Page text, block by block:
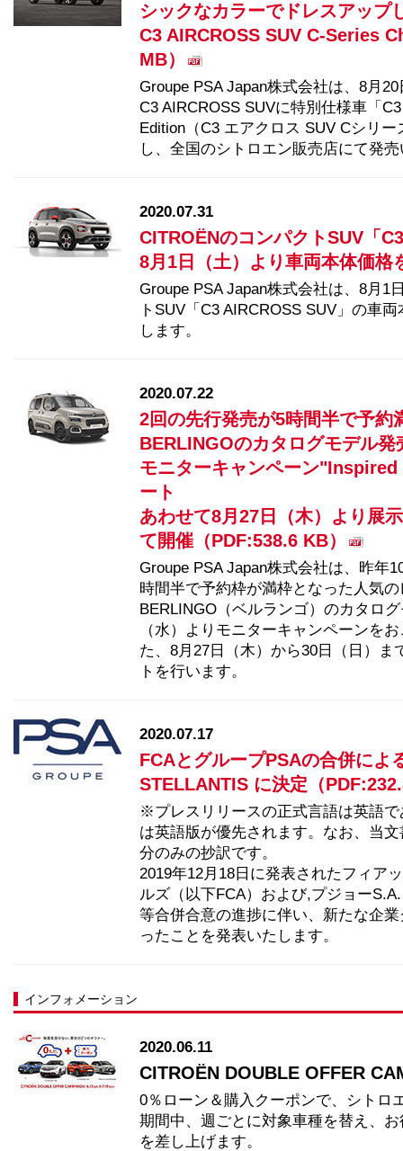
シックなカラーでドレスアップ
C3 AIRCROSS SUV C-Series
MB）
Groupe PSA Japan株式会社は、8月
C3 AIRCROSS SUVに特別仕様車「
Edition（C3 エアクロス SUV Cシリ
し、全国のシトロエン販売店にて発
2020.07.31
CITROËNのコンパクトSUV「
8月1日（土）より車両本体価格
Groupe PSA Japan株式会社は、8月1
トSUV「C3 AIRCROSS SUV」の車
します。
2020.07.22
2回の先行発売が5時間半で予約
BERLINGOのカタログモデル発
モニターキャンペーン
ート
あわせて8月27日（木）より展
て開催（PDF:538.6 KB）
Groupe PSA Japan株式会社は、昨年
時間半で予約枠が満枠となった人気
BERLINGO（ベルランゴ）のカタロ
（水）よりモニターキャンペーンを
た、8月27日（木）から30日（日）
トを行います。
2020.07.17
FCAとグループPSAの合併によ
STELLANTIS に決定（
※プレスリリースの正式言語は英語
は英語版が優先されます。なお、当
分のみの抄訳です。
2019年12月18日に発表されたフィア
ルズ（以下FCA）および,プジョー
等合併合意の進捗に伴い、新たな企
ったことを発表いたします。
インフォメーション
2020.06.11
CITROËN DOUBLE OFFER
0％ローン＆購入クーポンで、シトロ
期間中、週ごとに対象車種を替え、
を差し上げます。